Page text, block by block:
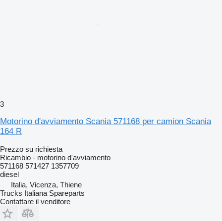
3
Motorino d'avviamento Scania 571168 per camion Scania
164 R
Prezzo su richiesta
Ricambio - motorino d'avviamento
571168 571427 1357709
diesel
Italia, Vicenza, Thiene
Trucks Italiana Spareparts
Contattare il venditore